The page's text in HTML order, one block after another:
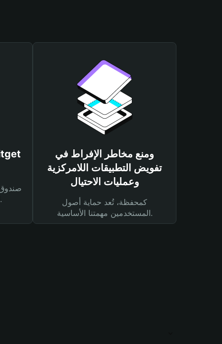
لحماية أصولك ومعاملاتك.
ومنع مخاطر الإفراط في
تفويض التطبيقات اللامركزية
وعمليات الاحتيال
كمحفظة، تُعد حماية أصول
المستخدمين مهمتنا الأساسية.